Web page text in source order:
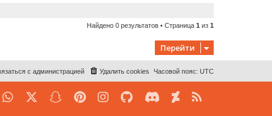
Найдено 0 результатов • Страница 1 из 1
Перейти
Часовой пояс: UTC
Удалить cookies
с администрацией